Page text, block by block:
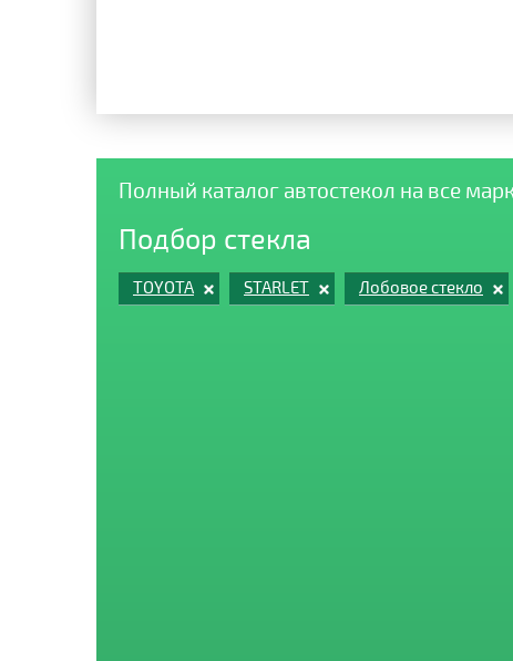
Полный каталог автостекол на все
Подбор стекла
TOYOTA STARLET Лобовое стекло